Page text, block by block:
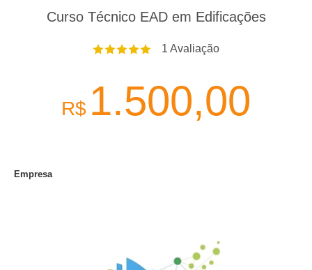
Curso Técnico EAD em Edificações
1 Avaliação
R$ 1.500,00
Empresa